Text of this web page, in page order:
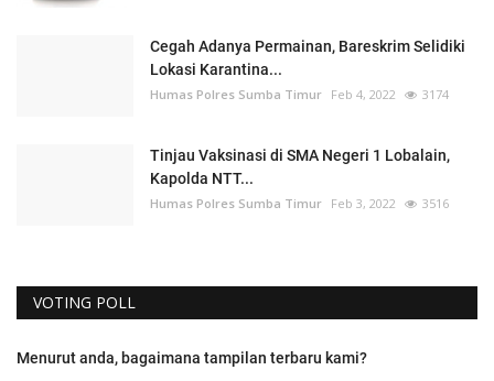
Cegah Adanya Permainan, Bareskrim Selidiki
Lokasi Karantina...
Humas Polres Sumba Timur Feb 4, 2022 3174
Tinjau Vaksinasi di SMA Negeri 1 Lobalain,
Kapolda NTT...
Humas Polres Sumba Timur Feb 3, 2022 3516
VOTING POLL
Menurut anda, bagaimana tampilan terbaru kami?